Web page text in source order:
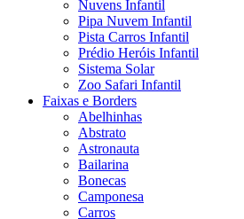
Nuvens Infantil
Pipa Nuvem Infantil
Pista Carros Infantil
Prédio Heróis Infantil
Sistema Solar
Zoo Safari Infantil
Faixas e Borders
Abelhinhas
Abstrato
Astronauta
Bailarina
Bonecas
Camponesa
Carros